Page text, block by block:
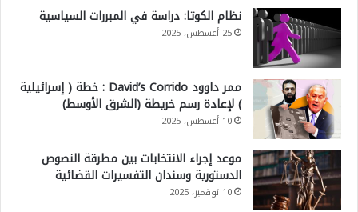
نظام الكوتا: دراسة في المبررات السياسية
25 أغسطس، 2025
ممر داوود David’s Corrido : خطة ( إسرائيلية
) لإعادة رسم خريطة (الشرق الأوسط)
10 أغسطس، 2025
موعد إجراء الانتخابات بين مطرقة النصوص
الدستورية وسندان التفسيرات القضائية
10 نوفمبر، 2025